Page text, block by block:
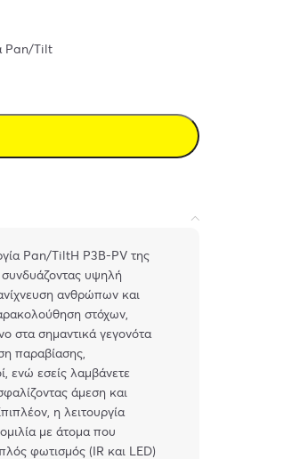
Pan/Tilt
Pan/TiltΗ P3B-PV της
υψηλή
ανθρώπων και
στόχων,
στα σημαντικά γεγονότα
παραβίασης,
ενώ εσείς λαμβάνετε
άμεση και
η λειτουργία
με άτομα που
φωτισμός (IR και LED)